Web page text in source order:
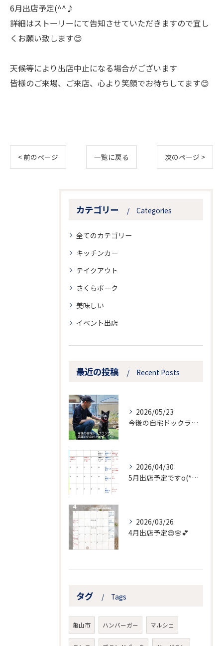
6月出店予定(^^♪
詳細はストーリーにて告知させていただきますので宜し
くお願い致します😊
天候等により出店中止になる場合がございます
皆様のご来場、ご来店、心より笑顔でお待ちしてます😊
< 前のページ 一覧に戻る 次のページ >
カテゴリー Categories
全てのカテゴリー
キッチンカー
テイクアウト
さくらポーク
美味しい
イベント出店
最近の投稿 Recent Posts
2026/05/23
今後の自宅ドックランでの営業のお知らせ
2026/04/30
5月出店予定ですo(*⌒―⌒*)o
2026/03/26
4月出店予定😌🌸💕
タグ Tags
亀山市 ハンバーガー マルシェ